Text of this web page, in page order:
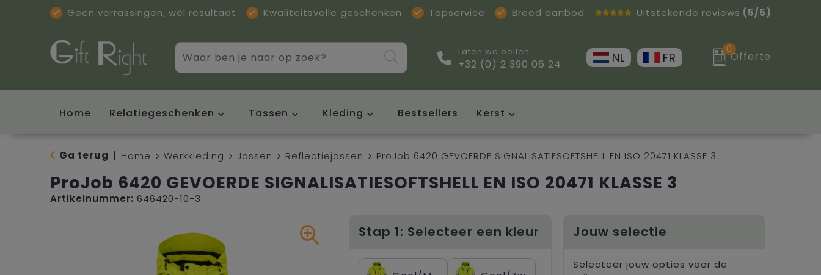
Geen verrassingen, wél resultaat Kwaliteitsvolle geschenken Topservice Breed aanbod Uitstekende reviews (5/5)
Laten we bellen
+32 (0) 2 390 06 24 NL FR
0
Offerte
Home Relatiegeschenken Tassen Kleding Bestsellers Kerst
Ga terug Home Werkkleding Jassen Reflectiejassen ProJob 6420 GEVOERDE SIGNALISATIESOFTSHELL EN ISO 20471 KLASSE 3
ProJob 6420 GEVOERDE SIGNALISATIESOFTSHELL EN ISO 20471 KLASSE 3
Artikelnummer: 646420-10-3
Stap 1: Selecteer een kleur Jouw selectie
Selecteer jouw opties voor de